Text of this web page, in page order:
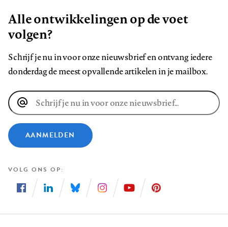
Alle ontwikkelingen op de voet
volgen?
Schrijf je nu in voor onze nieuwsbrief en ontvang iedere
donderdag de meest opvallende artikelen in je mailbox.
E-
mailadres
AANMELDEN
VOLG ONS OP
ons
ons
ons
ons
ons
ons